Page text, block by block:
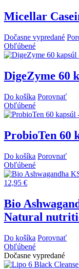
Micellar
Dočasne vypredané
Obľúbené
DigeZyme 60
Do košíka Porovnať
Obľúbené
ProbioTen 60
Do košíka Porovnať
Obľúbené
12,95 €
Bio
Natural
Do košíka Porovnať
Obľúbené
Dočasne vypredané